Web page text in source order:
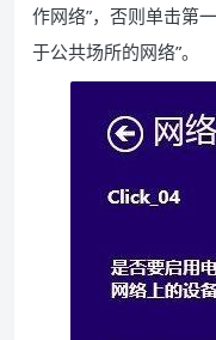
作网络”，否则单击第
于公共场所的网络”。